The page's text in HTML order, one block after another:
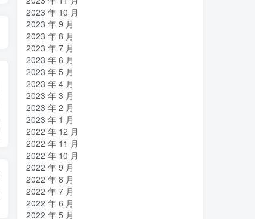
（11394期）2024视频号直播教程：视频号如何赚钱详细教学，一场直播30w营业额（37节）
2023 年 10 月
2023 年 9 月
2023 年 8 月
2023 年 7 月
2023 年 6 月
2023 年 5 月
2023 年 4 月
2023 年 3 月
2023 年 2 月
2023 年 1 月
2022 年 12 月
2022 年 11 月
2022 年 10 月
2022 年 9 月
2022 年 8 月
2022 年 7 月
2022 年 6 月
2022 年 5 月